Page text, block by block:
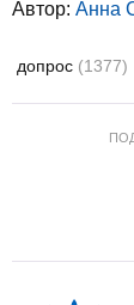
Автор: Анна
допрос (1377)